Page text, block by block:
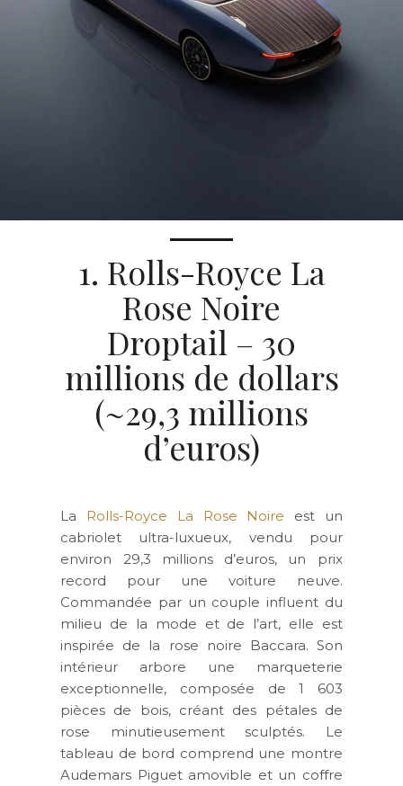
1. Rolls-Royce La
Rose Noire
Droptail – 30
millions de dollars
(~29,3 millions
d’euros)
La Rolls-Royce La Rose Noire est un
cabriolet ultra-luxueux, vendu pour
environ 29,3 millions d’euros, un prix
record pour une voiture neuve.
Commandée par un couple influent du
milieu de la mode et de l’art, elle est
inspirée de la rose noire Baccara. Son
intérieur arbore une marqueterie
exceptionnelle, composée de 1 603
pièces de bois, créant des pétales de
rose minutieusement sculptés. Le
tableau de bord comprend une montre
Audemars Piguet amovible et un coffre